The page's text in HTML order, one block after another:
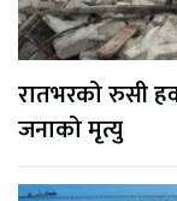
रातभरको रुसी
जनाको मृत्यु